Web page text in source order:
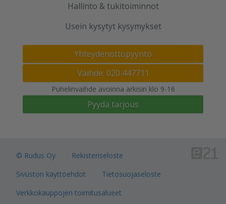
Hallinto & tukitoiminnot
Usein kysytyt kysymykset
Yhteydenottopyyntö
Vaihde: 020 447711
Puhelinvaihde avoinna arkisin klo 9-16
Pyydä tarjous
© Rudus Oy
Rekisteriseloste
Sivuston käyttöehdot
Tietosuojaseloste
Verkkokauppojen toimitusalueet